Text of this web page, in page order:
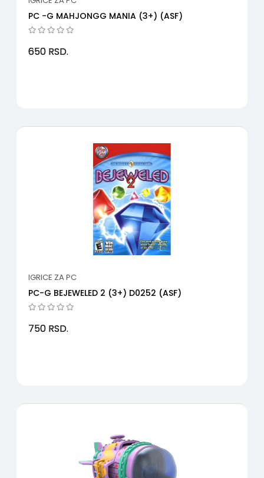
PC -G MAHJONGG MANIA (3+) (ASF)
650 RSD.
IGRICE ZA PC
PC-G BEJEWELED 2 (3+) D0252 (ASF)
750 RSD.